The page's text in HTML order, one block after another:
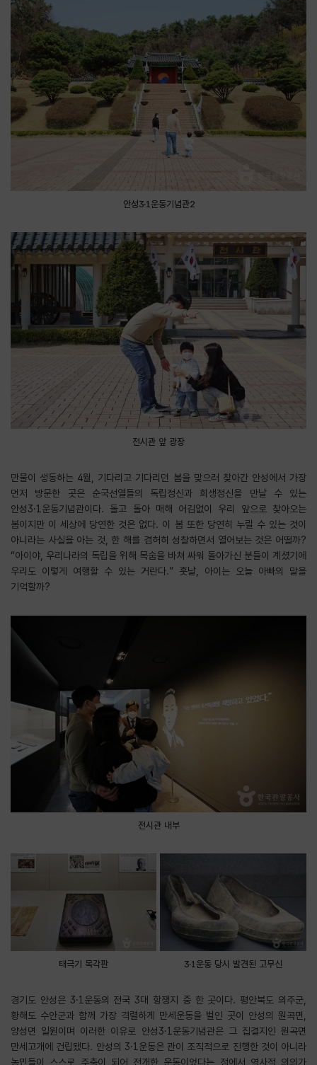
안성3·1운동기념관2
전시관 앞 광장
만물이 생동하는 4월, 기다리고 기다리던 봄을 맞으러 찾아간 안성에서 가장
먼저 방문한 곳은 순국선열들의 독립정신과 희생정신을 만날 수 있는
안성3·1운동기념관이다. 돌고 돌아 매해 어김없이 우리 앞으로 찾아오는
봄이지만 이 세상에 당연한 것은 없다. 이 봄 또한 당연히 누릴 수 있는 것이
아니라는 사실을 아는 것, 한 해를 겸허히 성찰하면서 열어보는 것은 어떨까?
“아이야, 우리나라의 독립을 위해 목숨을 바쳐 싸워 돌아가신 분들이 계셨기에
우리도 이렇게 여행할 수 있는 거란다.” 훗날, 아이는 오늘 아빠의 말을
기억할까?
전시관 내부
태극기 목각판 3·1운동 당시 발견된 고무신
경기도 안성은 3·1운동의 전국 3대 항쟁지 중 한 곳이다. 평안북도 의주군,
황해도 수안군과 함께 가장 격렬하게 만세운동을 벌인 곳이 안성의 원곡면,
양성면 일원이며 이러한 이유로 안성3·1운동기념관은 그 집결지인 원곡면
만세고개에 건립됐다. 안성의 3·1운동은 관이 조직적으로 진행한 것이 아니라
농민들이 스스로 주축이 되어 전개한 운동이었다는 점에서 역사적 의의가